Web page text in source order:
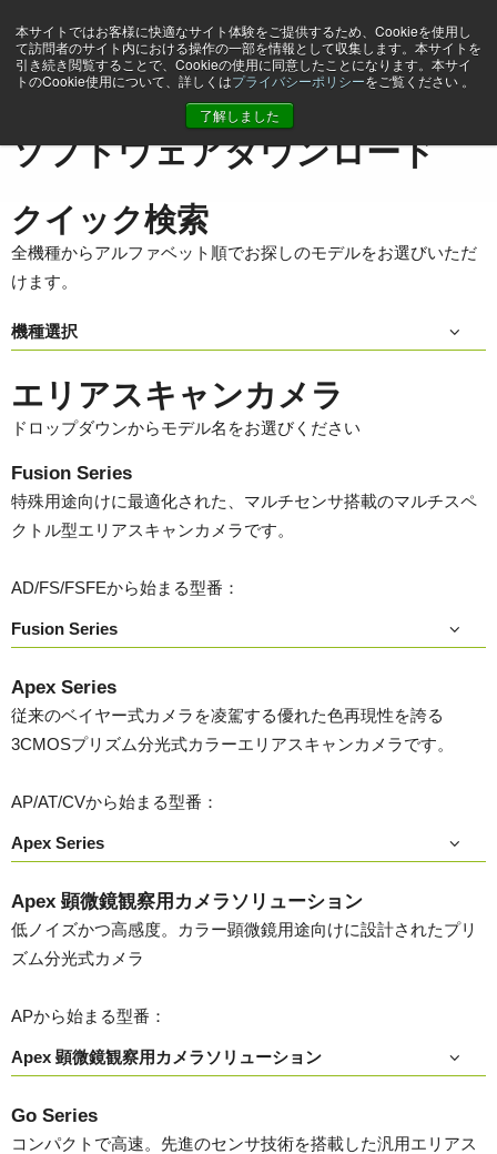
本サイトではお客様に快適なサイト体験をご提供するため、Cookieを使用し
て訪問者のサイト内における操作の一部を情報として収集します。本サイトを
引き続き閲覧することで、Cookieの使用に同意したことになります。本サイ
トのCookie使用について、詳しくはプライバシーポリシーをご覧ください 。
了解しました
ソフトウェアダウンロード
ソフトウェアダウンロード
クイック検索
全機種からアルファベット順でお探しのモデルをお選びいただ
けます。
機種選択
エリアスキャンカメラ
ドロップダウンからモデル名をお選びください
Fusion Series
特殊用途向けに最適化された、マルチセンサ搭載のマルチスペ
クトル型エリアスキャンカメラです。
AD/FS/FSFEから始まる型番：
Fusion Series
Apex Series
従来のベイヤー式カメラを凌駕する優れた色再現性を誇る
3CMOSプリズム分光式カラーエリアスキャンカメラです。
AP/AT/CVから始まる型番：
Apex Series
Apex 顕微鏡観察用カメラソリューション
低ノイズかつ高感度。カラー顕微鏡用途向けに設計されたプリ
ズム分光式カメラ
APから始まる型番：
Apex 顕微鏡観察用カメラソリューション
Go Series
コンパクトで高速。先進のセンサ技術を搭載した汎用エリアス